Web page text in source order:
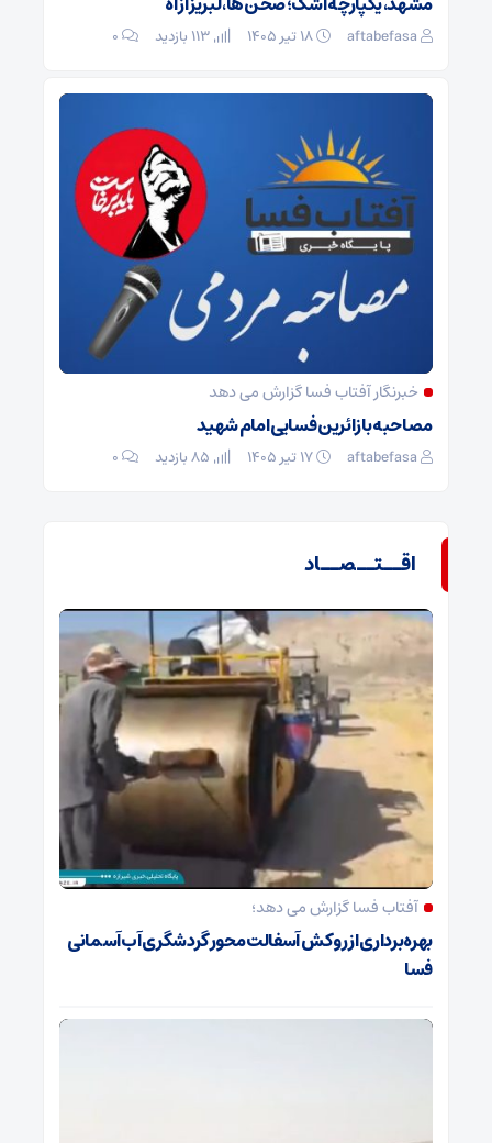
aftabefasa ۰
خبرنگار آفتاب فسا گزارش می دهد
مصاحبه با زائرین فسایی امام شهید
aftabefasa ۰
اقــتــصــاد
آفتاب فسا گزارش می دهد؛
بهره‌برداری از روکش آسفالت محور گردشگری آب‌آسمانی
فسا